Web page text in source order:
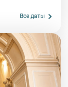
в аренду
программы
стоимость
возможны
быть
Все даты